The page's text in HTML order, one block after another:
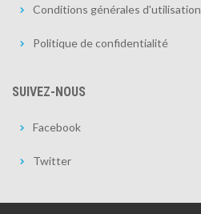
Conditions générales d'utilisation
Politique de confidentialité
SUIVEZ-NOUS
Facebook
Twitter